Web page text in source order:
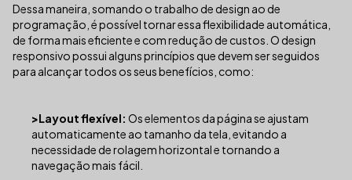
Dessa maneira, somando o trabalho de design ao de
programação, é possível tornar essa flexibilidade automática,
de forma mais eficiente e com redução de custos. O design
responsivo possui alguns princípios que devem ser seguidos
para alcançar todos os seus benefícios, como:
>Layout flexível: Os elementos da página se ajustam
automaticamente ao tamanho da tela, evitando a
necessidade de rolagem horizontal e tornando a
navegação mais fácil.